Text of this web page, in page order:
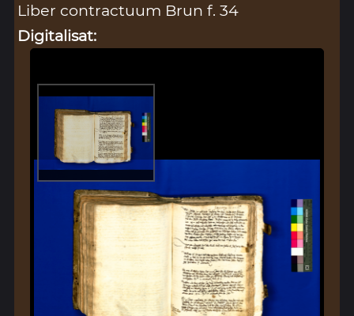
Liber contractuum Brun f. 34
Digitalisat: